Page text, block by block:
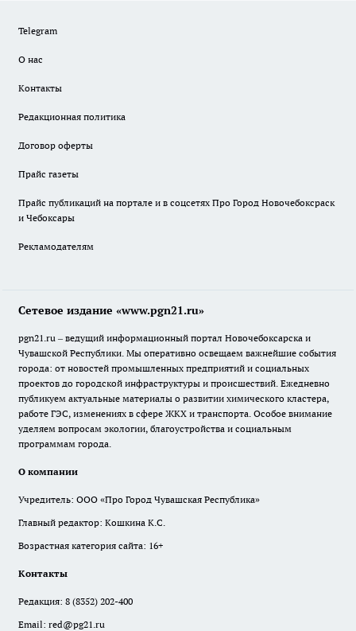
Telegram
О нас
Контакты
Редакционная политика
Договор оферты
Прайс газеты
Прайс публикаций на портале и в соцсетях Про Город Новочебоксраск
и Чебоксары
Рекламодателям
Сетевое издание «www.pgn21.ru»
pgn21.ru – ведущий информационный портал Новочебоксарска и
Чувашской Республики. Мы оперативно освещаем важнейшие события
города: от новостей промышленных предприятий и социальных
проектов до городской инфраструктуры и происшествий. Ежедневно
публикуем актуальные материалы о развитии химического кластера,
работе ГЭС, изменениях в сфере ЖКХ и транспорта. Особое внимание
уделяем вопросам экологии, благоустройства и социальным
программам города.
О компании
Учредитель: ООО «Про Город Чувашская Республика»
Главный редактор: Кошкина К.С.
Возрастная категория сайта: 16+
Контакты
Редакция: 8 (8352) 202-400
Email: red@pg21.ru